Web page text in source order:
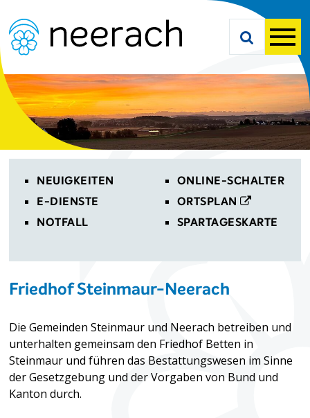
Suche
Toplinks
NEUIGKEITEN
E-DIENSTE
NOTFALL
ONLINE-SCHALTER
ORTSPLAN
SPARTAGESKARTE
Friedhof Steinmaur-Neerach
Die Gemeinden Steinmaur und Neerach betreiben und
unterhalten gemeinsam den Friedhof Betten in
Steinmaur und führen das Bestattungswesen im Sinne
der Gesetzgebung und der Vorgaben von Bund und
Kanton durch.